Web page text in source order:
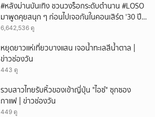
#หลังม่านบันเทิง ชวนวงร็อกระดับตำนาน #LOSO
มาพูดคุยสนุก ๆ ก่อนไปเจอกันในคอนเสิร์ต '30 ปี
LOSO นานเท่าไรก็รอ'
6,642,536 ดู
หยุดยาวแห่เที่ยวบางแสน เจอน้ำทะเลสีน้ำตาล |
ข่าวช่องวัน
443 ดู
รวบสาวไทยรับหิ้วของเข้าญี่ปุ่น "ไอซ์" ซุกซอง
กาแฟ | ข่าวช่องวัน
449 ดู